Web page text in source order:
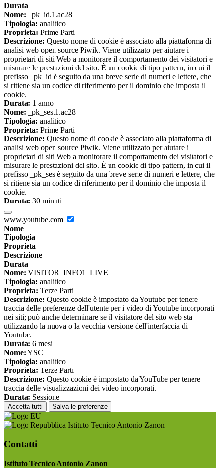
Durata
Nome: _pk_id.1.ac28
Tipologia: analitico
Proprieta: Prime Parti
Descrizione: Questo nome di cookie è associato alla piattaforma di
analisi web open source Piwik. Viene utilizzato per aiutare i
proprietari di siti Web a monitorare il comportamento dei visitatori e
misurare le prestazioni del sito. È un cookie di tipo pattern, in cui il
prefisso _pk_id è seguito da una breve serie di numeri e lettere, che
si ritiene sia un codice di riferimento per il dominio che imposta il
cookie.
Durata: 1 anno
Nome: _pk_ses.1.ac28
Tipologia: analitico
Proprieta: Prime Parti
Descrizione: Questo nome di cookie è associato alla piattaforma di
analisi web open source Piwik. Viene utilizzato per aiutare i
proprietari di siti Web a monitorare il comportamento dei visitatori e
misurare le prestazioni del sito. È un cookie di tipo pattern, in cui il
prefisso _pk_ses è seguito da una breve serie di numeri e lettere, che
si ritiene sia un codice di riferimento per il dominio che imposta il
cookie.
Durata: 30 minuti
www.youtube.com
Nome
Tipologia
Proprieta
Descrizione
Durata
Nome: VISITOR_INFO1_LIVE
Tipologia: analitico
Proprieta: Terze Parti
Descrizione: Questo cookie è impostato da Youtube per tenere
traccia delle preferenze dell'utente per i video di Youtube incorporati
nei siti; può anche determinare se il visitatore del sito web sta
utilizzando la nuova o la vecchia versione dell'interfaccia di
Youtube.
Durata: 6 mesi
Nome: YSC
Tipologia: analitico
Proprieta: Terze Parti
Descrizione: Questo cookie è impostato da YouTube per tenere
traccia delle visualizzazioni dei video incorporati.
Durata: Sessione
Accetta tutti Salva le preferenze
Istituto Tecnico Antonio Zanon
Contatti
Istituto Tecnico Antonio Zanon